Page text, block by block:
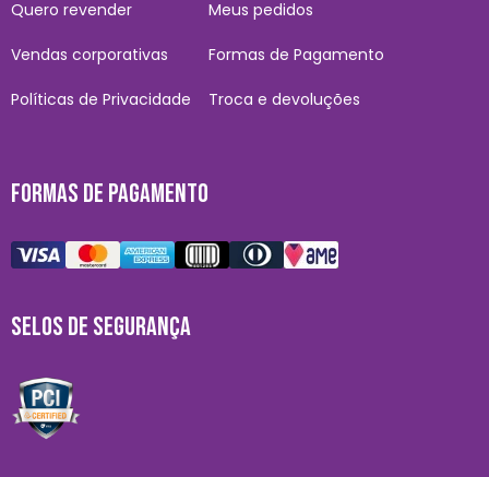
Quero revender
Vendas corporativas
Políticas de Privacidade
Meus pedidos
Formas de Pagamento
Troca e devoluções
FORMAS DE PAGAMENTO
SELOS DE SEGURANÇA